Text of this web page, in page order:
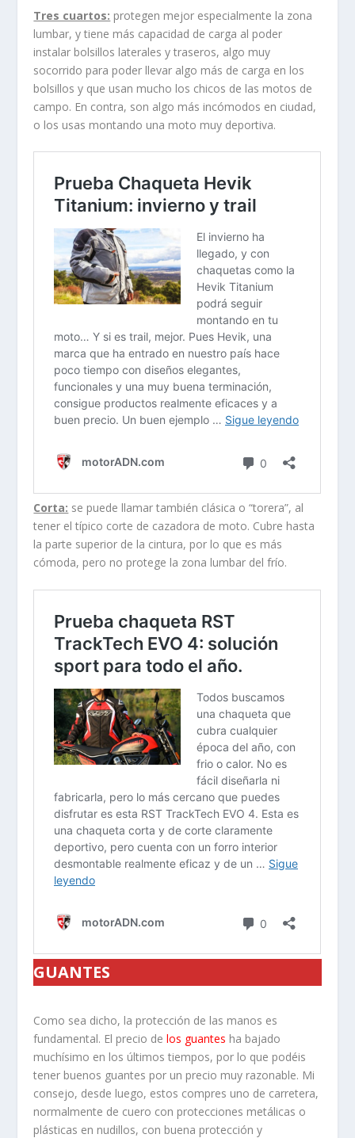
Tres cuartos: protegen mejor especialmente la zona
lumbar, y tiene más capacidad de carga al poder
instalar bolsillos laterales y traseros, algo muy
socorrido para poder llevar algo más de carga en los
bolsillos y que usan mucho los chicos de las motos de
campo. En contra, son algo más incómodos en ciudad,
o los usas montando una moto muy deportiva.
Corta: se puede llamar también clásica o “torera”, al
tener el típico corte de cazadora de moto. Cubre hasta
la parte superior de la cintura, por lo que es más
cómoda, pero no protege la zona lumbar del frío.
GUANTES
Como sea dicho, la protección de las manos es
fundamental. El precio delos guantes ha bajado
muchísimo en los últimos tiempos, por lo que podéis
tener buenos guantes por un precio muy razonable. Mi
consejo, desde luego, estos compres uno de carretera,
normalmente de cuero con protecciones metálicas o
plásticas en nudillos, con buena protección y